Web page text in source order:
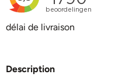
délai de livraison
Description